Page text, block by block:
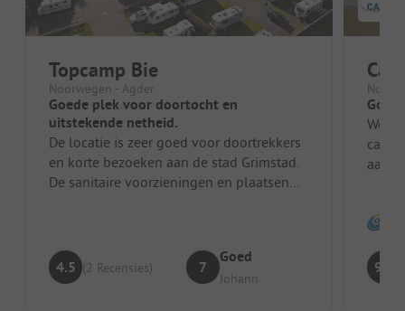
Topcamp Bie
Noorwegen - Agder
Goede plek voor doortocht en
uitstekende netheid.
De locatie is zeer goed voor doortrekkers
en korte bezoeken aan de stad Grimstad.
De sanitaire voorzieningen en plaatsen
4.5 (2 Recensies) 7
Goed
Johann
We
9.2